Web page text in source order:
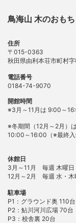
鳥海山 木のおも
住所
〒015-0363
秋田県由利本荘市町村
電話番号
0184-74-9070
開館時間
※3月～11月は 9:00～
※冬期間（12月～2月）は
10:00～16:00（※最終入
休館日
3月～11月 毎週 木曜日
12月～2月 毎週 水・木
駐車場
P1：グラウンド奥 110台
P2：鮎川河川広場 70台
P3：校舎裏 20台